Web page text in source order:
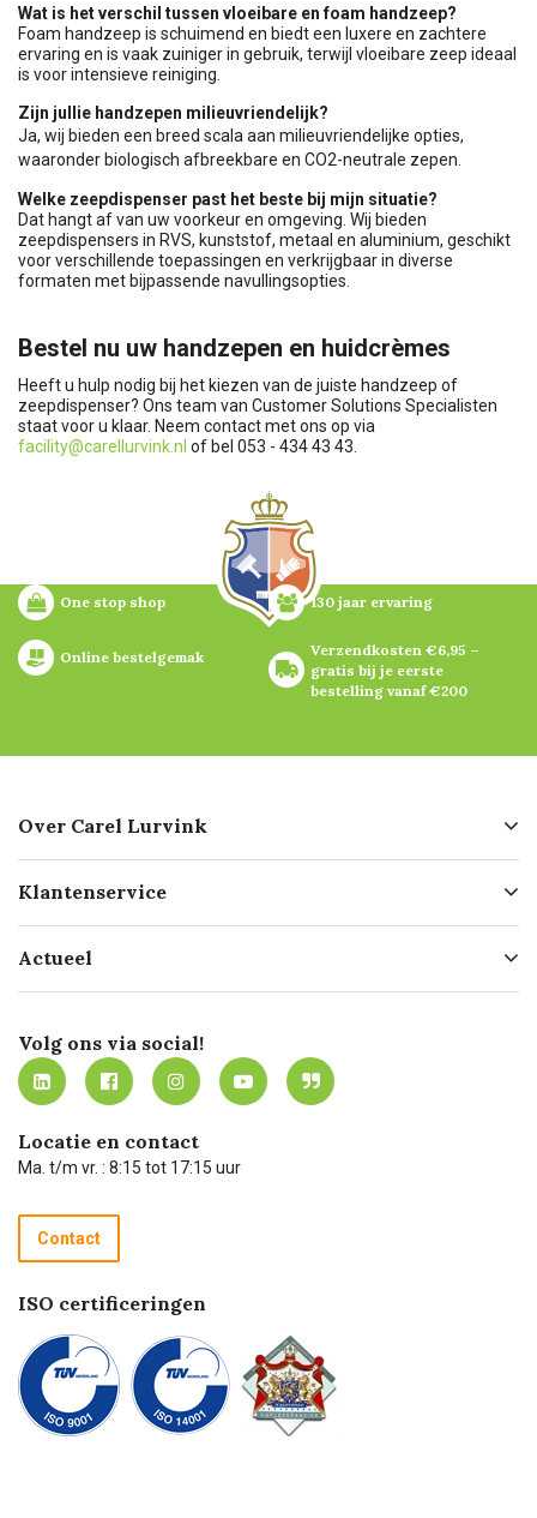
Wat is het verschil tussen vloeibare en foam handzeep?
Foam handzeep is schuimend en biedt een luxere en zachtere
ervaring en is vaak zuiniger in gebruik, terwijl vloeibare zeep ideaal
is voor intensieve reiniging.
Zijn jullie handzepen milieuvriendelijk?
Ja, wij bieden een breed scala aan milieuvriendelijke opties,
waaronder biologisch afbreekbare en CO2-neutrale zepen.
Welke zeepdispenser past het beste bij mijn situatie?
Dat hangt af van uw voorkeur en omgeving. Wij bieden
zeepdispensers in RVS, kunststof, metaal en aluminium, geschikt
voor verschillende toepassingen en verkrijgbaar in diverse
formaten met bijpassende navullingsopties.
Bestel nu uw handzepen en huidcrèmes
Heeft u hulp nodig bij het kiezen van de juiste handzeep of
zeepdispenser? Ons team van Customer Solutions Specialisten
staat voor u klaar. Neem contact met ons op via
facility@carellurvink.nl of bel 053 - 434 43 43.
One stop shop 130 jaar ervaring
Online bestelgemak
Verzendkosten €6,95 –
gratis bij je eerste
bestelling vanaf €200
Over Carel Lurvink
Geschiedenis
Missie
Certificering
Werken bij Carel Lurvink
MVO
Klantenservice
Bezorgen
Mijn Carel Lurvink
Mijn Carel Lurvink instructievideo's
Carel Lurvink App
Hulp op afstand
Technische dienst
Recycle programma
Betalen
Actueel
Innovation LAB
Tevreden klanten
Carel Lurvink Blog
Carel de podcast
Volg ons via social!
Locatie en contact
Ma. t/m vr. : 8:15 tot 17:15 uur
Contact
ISO certificeringen